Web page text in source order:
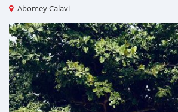
Abomey Calavi